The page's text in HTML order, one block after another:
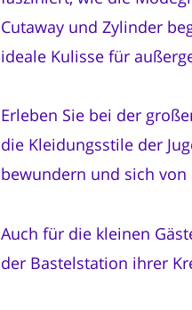
Cutaway und Zylinder
ideale Kulisse für
Erleben Sie bei der
die Kleidungsstile der
bewundern und sich
Auch für die kleinen
der Bastelstation ihrer